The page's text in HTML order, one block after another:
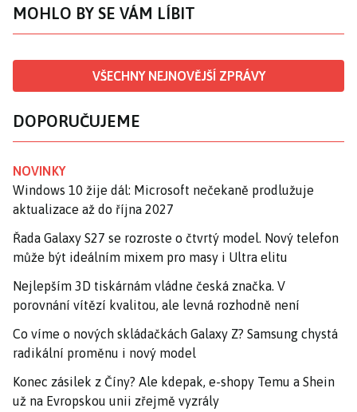
MOHLO BY SE VÁM LÍBIT
VŠECHNY NEJNOVĚJŠÍ ZPRÁVY
DOPORUČUJEME
NOVINKY
Windows 10 žije dál: Microsoft nečekaně prodlužuje
aktualizace až do října 2027
Řada Galaxy S27 se rozroste o čtvrtý model. Nový telefon
může být ideálním mixem pro masy i Ultra elitu
Nejlepším 3D tiskárnám vládne česká značka. V
porovnání vítězí kvalitou, ale levná rozhodně není
Co víme o nových skládačkách Galaxy Z? Samsung chystá
radikální proměnu i nový model
Konec zásilek z Číny? Ale kdepak, e-shopy Temu a Shein
už na Evropskou unii zřejmě vyzrály